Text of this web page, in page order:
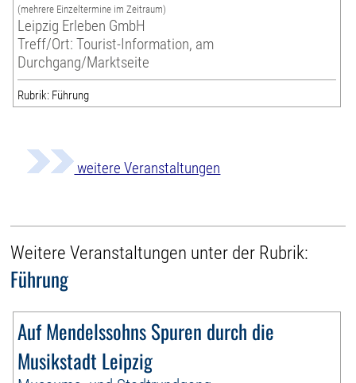
(mehrere Einzeltermine im Zeitraum)
Leipzig Erleben GmbH
Treff/Ort: Tourist-Information, am
Durchgang/Marktseite
Rubrik: Führung
weitere Veranstaltungen
Weitere Veranstaltungen unter der Rubrik:
Führung
Auf Mendelssohns Spuren durch die
Musikstadt Leipzig